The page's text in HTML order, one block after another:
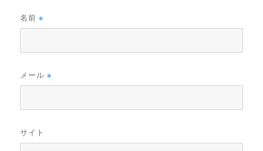
名前※
メール※
サイト